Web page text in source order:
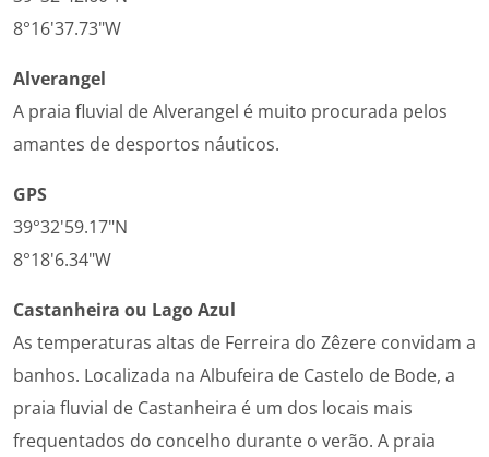
8°16'37.73"W
Alverangel
A praia fluvial de Alverangel é muito procurada pelos
amantes de desportos náuticos.
GPS
39°32'59.17"N
8°18'6.34"W
Castanheira ou Lago Azul
As temperaturas altas de Ferreira do Zêzere convidam a
banhos. Localizada na Albufeira de Castelo de Bode, a
praia fluvial de Castanheira é um dos locais mais
frequentados do concelho durante o verão. A praia